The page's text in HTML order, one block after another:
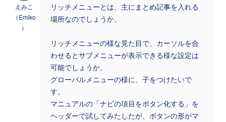
えみこ
（Emiko
）
リッチメニューとは、主にまとめ記事を入れる
場所なのでしょうか。
リッチメニューの様な見た目で、カーソルを合
わせるとサブメニューが表示できる様な設定は
可能でしょうか。
グローバルメニューの様に、子をつけたいで
す。
マニュアルの「ナビの項目をボタン化する」を
ヘッダーで試してみたしたが、ボタンの形がマ